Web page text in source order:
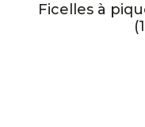
Ficelles à